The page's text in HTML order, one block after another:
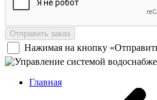
Отправить заказ
Нажимая на кнопку
Главная